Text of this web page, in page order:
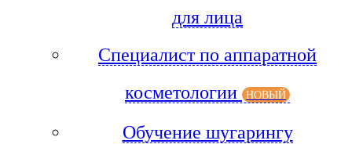
для лица
Специалист по аппаратной
косметологии
НОВЫЙ
Обучение шугарингу